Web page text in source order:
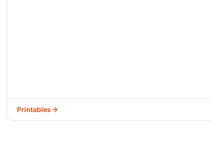
Printables